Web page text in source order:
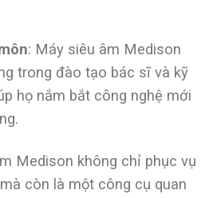
: Máy siêu âm Medison
trong đào tạo bác sĩ và kỹ
họ nắm bắt công nghệ mới
Medison không chỉ phục vụ
còn là một công cụ quan